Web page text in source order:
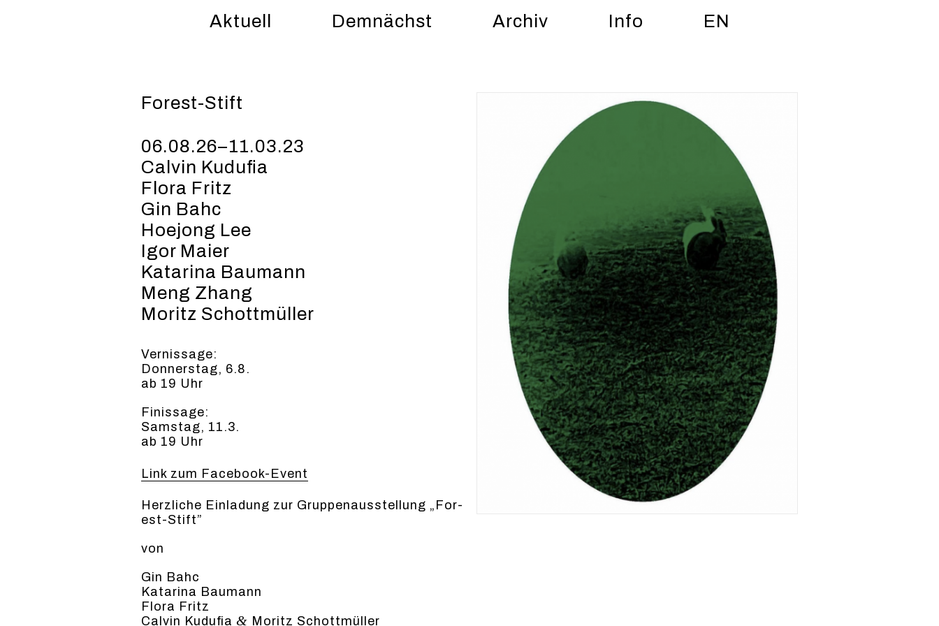
Aktuell Demnächst Archiv Info EN
Forest-Stift
06.08.26–11.03.23
Calvin Kudufia
Flora Fritz
Gin Bahc
Hoejong Lee
Igor Maier
Katarina Baumann
Meng Zhang
Moritz Schottmüller
Vernissage:
Donnerstag, 6.8.
ab 19 Uhr
Finissage:
Samstag, 11.3.
ab 19 Uhr
Link zum Facebook-Event
Her­zliche Ein­ladung zur Grup­pe­nausstel­lung „For­
est-Stift”
von
Gin Bahc
Kata­ri­na Bau­mann
Flo­ra Fritz
Calvin Kudu­fia & Moritz Schottmüller